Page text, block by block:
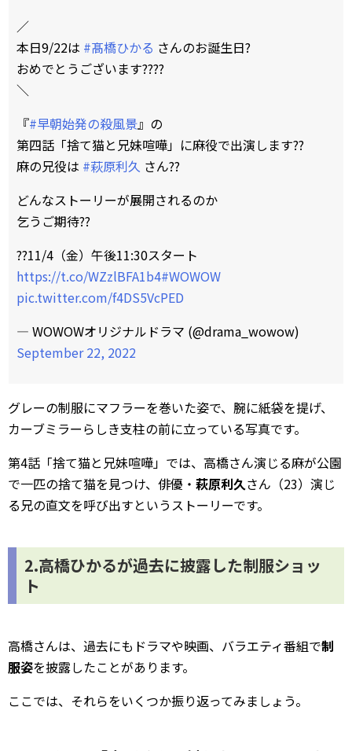
／
本日9/22は #髙橋ひかる さんのお誕生日?
おめでとうございます????
＼
『#早朝始発の殺風景』の
第四話「捨て猫と兄妹喧嘩」に麻役で出演します??
麻の兄役は #萩原利久 さん??
どんなストーリーが展開されるのか
乞うご期待??
??11/4（金）午後11:30スタート
https://t.co/WZzlBFA1b4#WOWOW
pic.twitter.com/f4DS5VcPED
— WOWOWオリジナルドラマ (@drama_wowow)
September 22, 2022
グレーの制服にマフラーを巻いた姿で、腕に紙袋を提げ、
カーブミラーらしき支柱の前に立っている写真です。
第4話「捨て猫と兄妹喧嘩」では、高橋さん演じる麻が公園
で一匹の捨て猫を見つけ、俳優・ 萩原利久さん（23）演じ
る兄の直文を呼び出すというストーリーです。
2.高橋ひかるが過去に披露した制服ショッ
ト
高橋さんは、過去にもドラマや映画、バラエティ番組で制
服姿を披露したことがあります。
ここでは、それらをいくつか振り返ってみましょう。